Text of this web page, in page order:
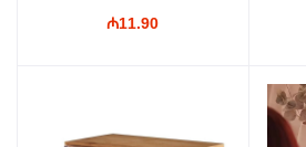
Sırğa, Boyunbağı və
₼11.90